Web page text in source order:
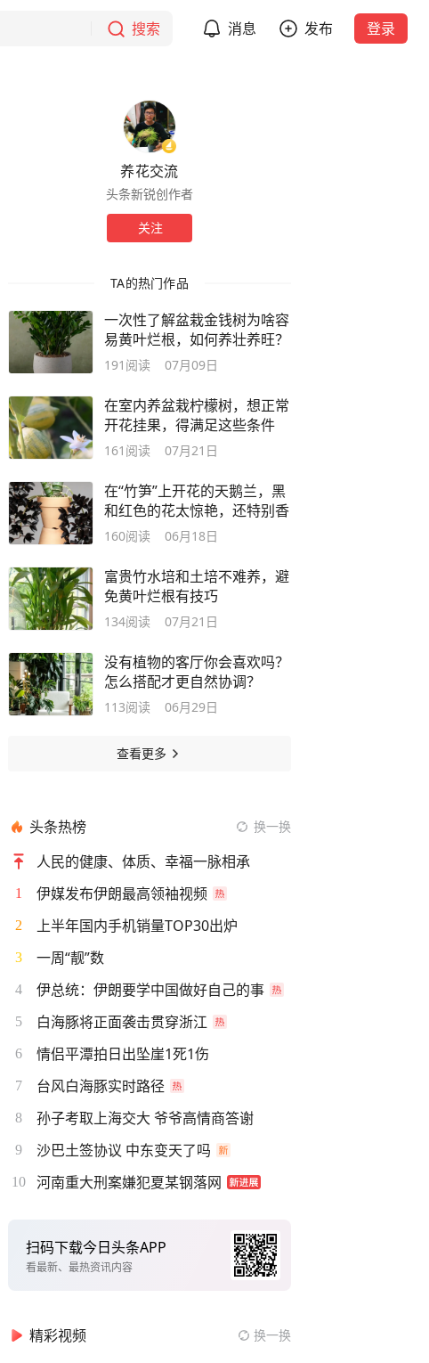
搜索 消息 发布 登录
养花交流
头条新锐创作者
关注
TA的热门作品
一次性了解盆栽金钱树为啥容
易黄叶烂根，如何养壮养旺？
191 阅读 07月09日
在室内养盆栽柠檬树，想正常
开花挂果，得满足这些条件
161 阅读 07月21日
在“竹笋”上开花的天鹅兰，黑
和红色的花太惊艳，还特别香
160阅读 06月18日
富贵竹水培和土培不难养，避
免黄叶烂根有技巧
134阅读 07月21日
没有植物的客厅你会喜欢吗？
怎么搭配才更自然协调？
113阅读 06月29日
查看更多
头条热榜 换一换
人民的健康、体质、幸福一脉相承
1 伊媒发布伊朗最高领袖视频
2 上半年国内手机销量TOP30出炉
3 一周“靓”数
4 伊总统：伊朗要学中国做好自己的事
5 白海豚将正面袭击贯穿浙江
6 情侣平潭拍日出坠崖1死1伤
7 台风白海豚实时路径
8 孙子考取上海交大 爷爷高情商答谢
9 沙巴土签协议 中东变天了吗
10 河南重大刑案嫌犯夏某钢落网
扫码下载今日头条APP
看最新、最热资讯内容
精彩视频 换一换